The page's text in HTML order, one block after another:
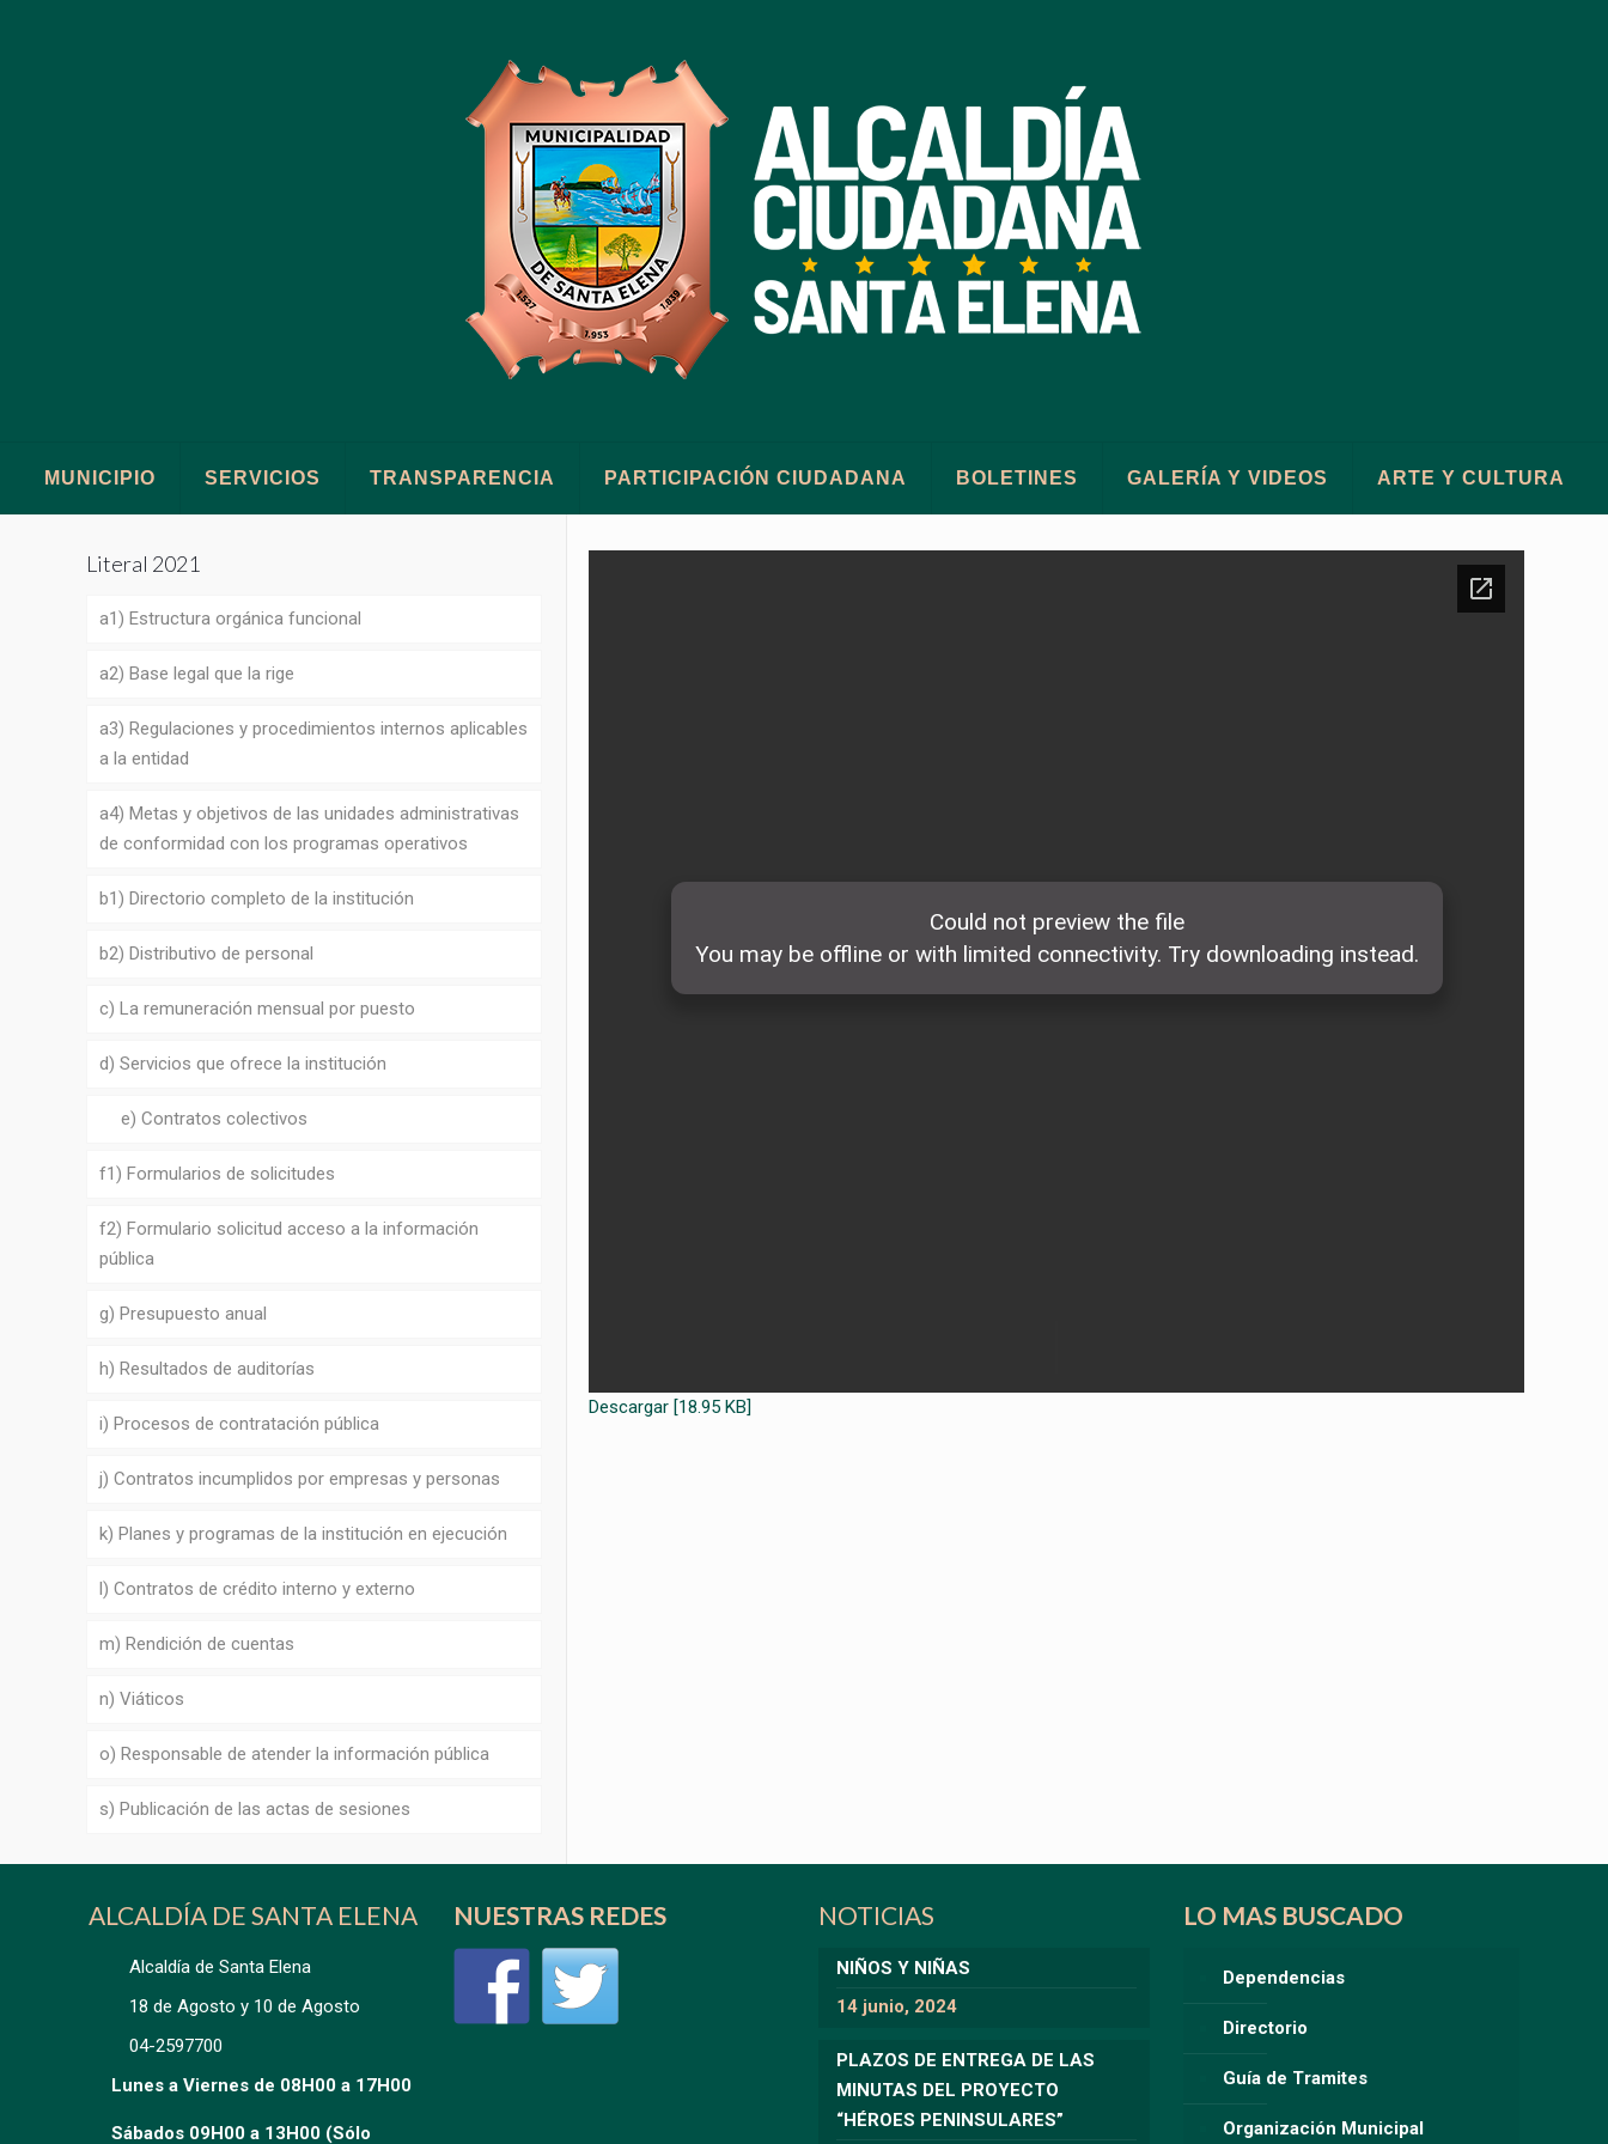
MUNICIPIO SERVICIOS TRANSPARENCIA PARTICIPACIÓN CIUDADANA BOLETINES GALERÍA Y VIDEOS ARTE Y CULTURA
Descargar [18.95 KB]
Literal 2021
a1) Estructura orgánica funcional
a2) Base legal que la rige
a3) Regulaciones y procedimientos internos aplicables
a la entidad
a4) Metas y objetivos de las unidades administrativas
de conformidad con los programas operativos
b1) Directorio completo de la institución
b2) Distributivo de personal
c) La remuneración mensual por puesto
d) Servicios que ofrece la institución
e) Contratos colectivos
f1) Formularios de solicitudes
f2) Formulario solicitud acceso a la información
pública
g) Presupuesto anual
h) Resultados de auditorías
i) Procesos de contratación pública
j) Contratos incumplidos por empresas y personas
k) Planes y programas de la institución en ejecución
l) Contratos de crédito interno y externo
m) Rendición de cuentas
n) Viáticos
o) Responsable de atender la información pública
s) Publicación de las actas de sesiones
ALCALDÍA DE SANTA ELENA
Alcaldía de Santa Elena
18 de Agosto y 10 de Agosto
04-2597700
Lunes a Viernes de 08H00 a 17H00
Sábados 09H00 a 13H00 (Sólo
NUESTRAS REDES NOTICIAS
NIÑOS Y NIÑAS
14 junio, 2024
PLAZOS DE ENTREGA DE LAS
MINUTAS DEL PROYECTO
“HÉROES PENINSULARES”
LO MAS BUSCADO
Dependencias
Directorio
Guía de Tramites
Organización Municipal